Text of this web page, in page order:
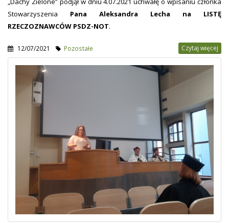
Stowarzyszenia Pana Aleksandra Lecha na LISTĘ
RZECZOZNAWCÓW PSDZ-NOT.
12/07/2021 Pozostałe Czytaj więcej